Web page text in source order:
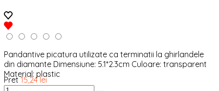
Pandantive picatura utilizate ca terminatii la ghirlandele
din diamante Dimensiune: 5.1*2.3cm Culoare: transparent
Material: plastic
Pret 15,24 lei